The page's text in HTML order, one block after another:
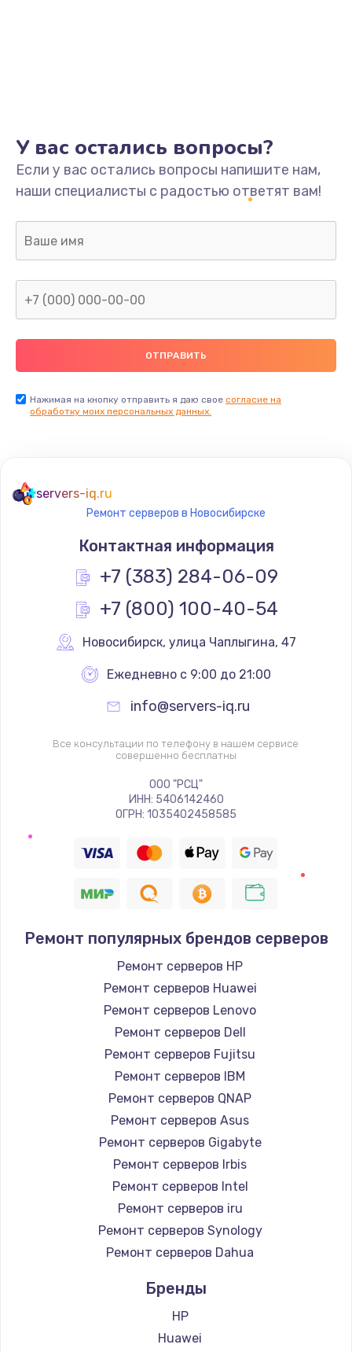
У вас остались вопросы?
Если у вас остались вопросы напишите нам,
наши специалисты с радостью ответят вам!
Нажимая на кнопку отправить я даю свое согласие на
обработку моих персональных данных.
servers-iq.ru
Ремонт серверов в Новосибирске
Контактная информация
+7 (383) 284-06-09
+7 (800) 100-40-54
Новосибирск, улица Чаплыгина, 47
Ежедневно с 9:00 до 21:00
info@servers-iq.ru
Все консультации по телефону в нашем сервисе
совершенно бесплатны
ООО "РСЦ"
ИНН: 5406142460
ОГРН: 1035402458585
Ремонт популярных брендов серверов
Ремонт серверов HP
Ремонт серверов Huawei
Ремонт серверов Lenovo
Ремонт серверов Dell
Ремонт серверов Fujitsu
Ремонт серверов IBM
Ремонт серверов QNAP
Ремонт серверов Asus
Ремонт серверов Gigabyte
Ремонт серверов Irbis
Ремонт серверов Intel
Ремонт серверов iru
Ремонт серверов Synology
Ремонт серверов Dahua
Бренды
HP
Huawei